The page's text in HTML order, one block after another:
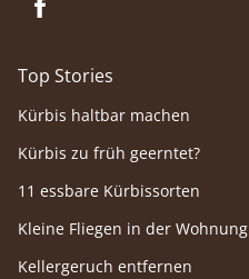
Top Stories
Kürbis haltbar machen
Kürbis zu früh geerntet?
11 essbare Kürbissorten
Kleine Fliegen in der Wohnung
Kellergeruch entfernen